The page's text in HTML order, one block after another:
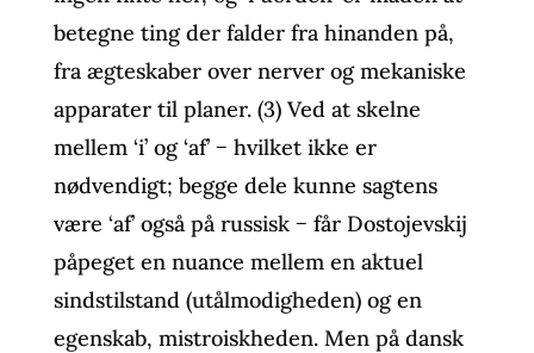
betegne ting der falder fra hinanden på,
fra ægteskaber over nerver og mekaniske
apparater til planer. (3) Ved at skelne
mellem ‘i’ og ‘af’ − hvilket ikke er
nødvendigt; begge dele kunne sagtens
være ‘af’ også på russisk − får Dostojevskij
påpeget en nuance mellem en aktuel
sindstilstand (utålmodigheden) og en
egenskab, mistroiskheden. Men på dansk